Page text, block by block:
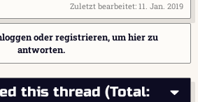
Zuletzt bearbeitet: 11. Jan. 2019
oder registrieren, um hier zu
antworten.
this thread (Total: